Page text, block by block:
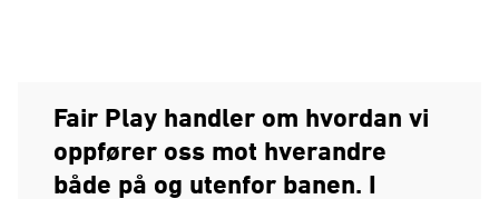
Fair Play handler om hvordan vi
oppfører oss mot hverandre
både på og utenfor banen. I